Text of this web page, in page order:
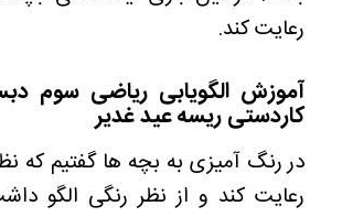
رعایت کند.
آموزش الگویابی ریاضی سوم
کاردستی ریسه عید غدیر
در رنگ آمیزی به بچه ها گفتیم که
رعایت کند و از نظر رنگی الگو